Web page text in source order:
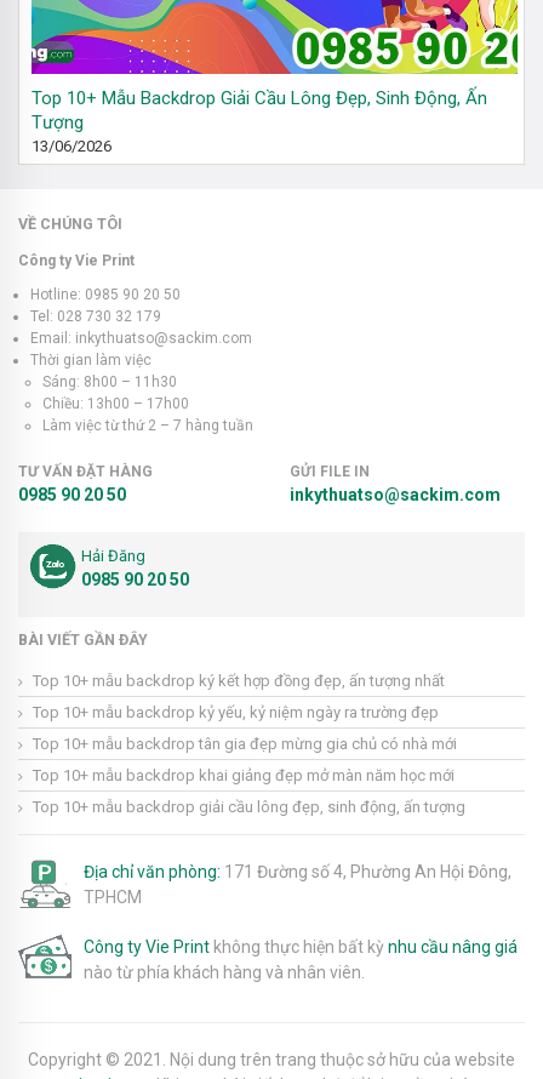
Top 10+ Mẫu Backdrop Giải Cầu Lông Đẹp, Sinh Động, Ấn
Tượng
13/06/2026
VỀ CHÚNG TÔI
Công ty Vie Print
Hotline: 0985 90 20 50
Tel: 028 730 32 179
Email: inkythuatso@sackim.com
Thời gian làm việc
Sáng: 8h00 – 11h30
Chiều: 13h00 – 17h00
Làm việc từ thứ 2 – 7 hàng tuần
TƯ VẤN ĐẶT HÀNG
0985 90 20 50
GỬI FILE IN
inkythuatso@sackim.com
Hải Đăng
0985 90 20 50
BÀI VIẾT GẦN ĐÂY
Top 10+ mẫu backdrop ký kết hợp đồng đẹp, ấn tượng nhất
Top 10+ mẫu backdrop kỷ yếu, kỷ niệm ngày ra trường đẹp
Top 10+ mẫu backdrop tân gia đẹp mừng gia chủ có nhà mới
Top 10+ mẫu backdrop khai giảng đẹp mở màn năm học mới
Top 10+ mẫu backdrop giải cầu lông đẹp, sinh động, ấn tượng
Địa chỉ văn phòng: 171 Đường số 4, Phường An Hội Đông,
TPHCM
Công ty Vie Print không thực hiện bất kỳnhu cầu nâng giá
nào từ phía khách hàng và nhân viên.
Copyright © 2021. Nội dung trên trang thuộc sở hữu của website